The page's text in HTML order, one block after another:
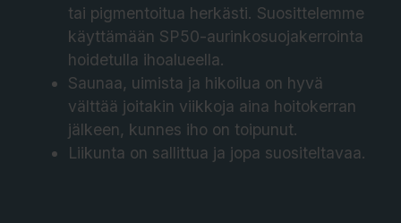
tai pigmentoitua herkästi. Suosittelemme
käyttämään SP50-aurinkosuojakerrointa
hoidetulla ihoalueella.
Saunaa, uimista ja hikoilua on hyvä
välttää joitakin viikkoja aina hoitokerran
jälkeen, kunnes iho on toipunut.
Liikunta on sallittua ja jopa suositeltavaa.